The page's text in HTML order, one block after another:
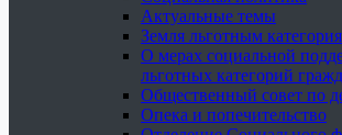
Актуальные темы
Земля льготным
О мерах социальной
льготных категорий
Общественный совет по
Опека и попечительство